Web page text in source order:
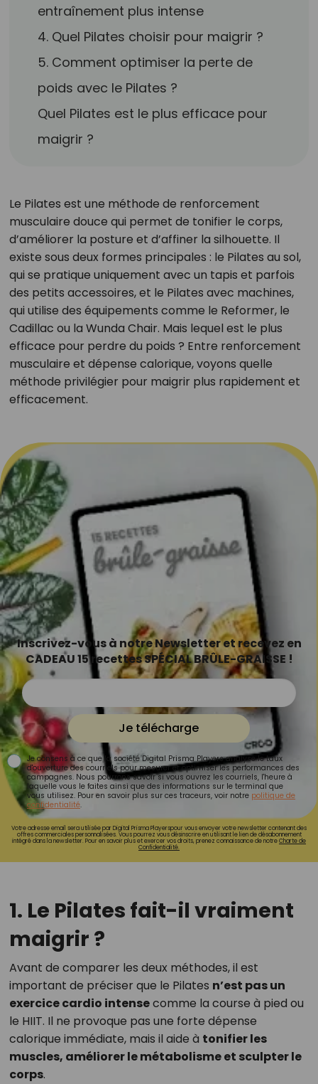
entraînement plus intense
4. Quel Pilates choisir pour maigrir ?
5. Comment optimiser la perte de
poids avec le Pilates ?
Quel Pilates est le plus efficace pour
maigrir ?
Le Pilates est une méthode de renforcement
musculaire douce qui permet de tonifier le corps,
d’améliorer la posture et d’affiner la silhouette. Il
existe sous deux formes principales : le Pilates au sol,
qui se pratique uniquement avec un tapis et parfois
des petits accessoires, et le Pilates avec machines,
qui utilise des équipements comme le Reformer, le
Cadillac ou la Wunda Chair. Mais lequel est le plus
efficace pour perdre du poids ? Entre renforcement
musculaire et dépense calorique, voyons quelle
méthode privilégier pour maigrir plus rapidement et
efficacement.
Inscrivez-vous à notre Newsletter et recevez en
CADEAU 15 recettes SPÉCIAL BRÛLE-GRAISSE !
Je télécharge
Je consens à ce que la société Digital Prisma Players analyse le taux
d'ouverture des courriels pour mesurer et optimiser les performances des
campagnes. Nous pourrons savoir si vous ouvrez les courriels, l'heure à
laquelle vous le faites ainsi que des informations sur le terminal que
vous utilisez. Pour en savoir plus sur ces traceurs, voir notre politique de
confidentialité.
Votre adresse email sera utilisée par Digital Prisma Playerspour vous envoyer votre newsletter contenant des
offres commerciales personnalisées. Vous pourrez vous désinscrire en utilisant le lien de désabonnement
intégré dans la newsletter. Pour en savoir plus et exercer vos droits, prenez connaissance de notreCharte de
Confidentialité.
1. Le Pilates fait-il vraiment
maigrir ?
Avant de comparer les deux méthodes, il est
important de préciser que le Pilates n’est pas un
exercice cardio intensecomme la course à pied ou
le HIIT. Il ne provoque pas une forte dépense
calorique immédiate, mais il aide à tonifier les
muscles, améliorer le métabolisme et sculpter le
corps.